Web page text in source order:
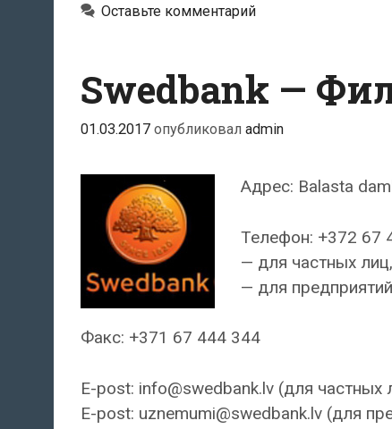
Оставьте комментарий
Swedbank —
01.03.2017 опубликовал admin
Адрес: Balasta
Телефон: +372 67
— для частных
— для
Факс: +371 67 444 344
E-post: info@swedbank.lv (для частных
E-post: uznemumi@swedbank.lv (для